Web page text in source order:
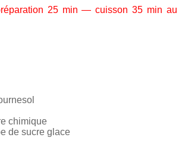
25 min — cuisson 35 min au
chimique
de sucre glace